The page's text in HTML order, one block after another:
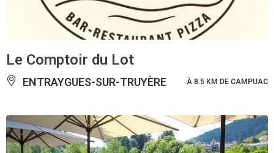
Le Comptoir du Lot
ENTRAYGUES-SUR-TRUYÈRE À 8.5 KM DE CAMPUAC